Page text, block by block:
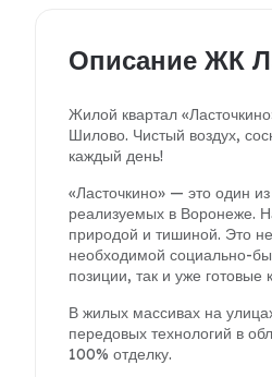
Описание ЖК
Жилой квартал
Шилово. Чистый воздух,
каждый день!
«Ласточкино» — это один
реализуемых в Воронеже.
природой и тишиной. Это
необходимой социально-
позиции, так и уже готовые
В жилых массивах на
передовых технологий в
100% отделку.